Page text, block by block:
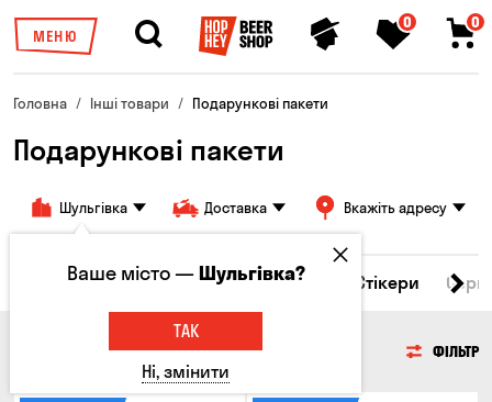
МЕНЮ
0 0
Головна Інші товари Подарункові пакети
Подарункові пакети
Шульгівка Доставка Вкажіть адресу
Брелоки Подарункові пакети Стікери
ПОДАРУНКОВІ ПАКЕТИ ФІЛЬТР
Ваше місто —Шульгівка?
ТАК
Ні, змінити